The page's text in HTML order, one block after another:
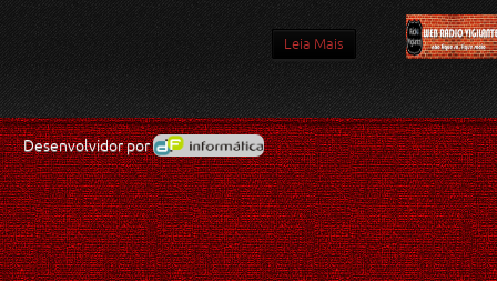
Leia Mais
Desenvolvidor por